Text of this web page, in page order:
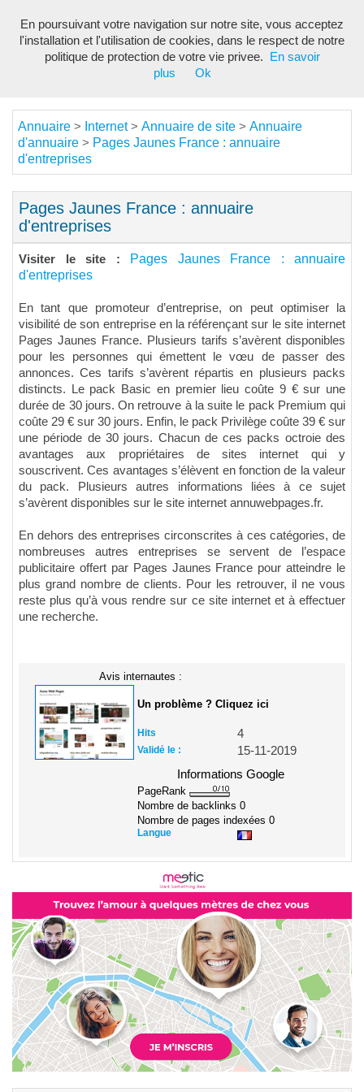
Annuaire > Internet> Annuaire de site > Annuaire
d'annuaire > Pages Jaunes France : annuaire
d'entreprises
Pages Jaunes France : annuaire
d'entreprises
Visiter le site :
Pages Jaunes France : annuaire
d'entreprises
En tant que promoteur d’entreprise, on peut optimiser la
visibilité de son entreprise en la référençant sur le site internet
Pages Jaunes France. Plusieurs tarifs s’avèrent disponibles
pour les personnes qui émettent le vœu de passer des
annonces. Ces tarifs s’avèrent répartis en plusieurs packs
distincts. Le pack Basic en premier lieu coûte 9 € sur une
durée de 30 jours. On retrouve à la suite le pack Premium qui
coûte 29 € sur 30 jours. Enfin, le pack Privilège coûte 39 € sur
une période de 30 jours. Chacun de ces packs octroie des
avantages aux propriétaires de sites internet qui y
souscrivent. Ces avantages s’élèvent en fonction de la valeur
du pack. Plusieurs autres informations liées à ce sujet
s’avèrent disponibles sur le site internet annuwebpages.fr.
En dehors des entreprises circonscrites à ces catégories, de
nombreuses autres entreprises se servent de l’espace
publicitaire offert par Pages Jaunes France pour atteindre le
plus grand nombre de clients. Pour les retrouver, il ne vous
reste plus qu’à vous rendre sur ce site internet et à effectuer
une recherche.
Avis internautes :
Un problème ? Cliquez ici
Hits 4
Validé le :
15-11-2019
Informations Google
PageRank
Nombre de backlinks 0
Nombre de pages indexées 0
Langue
En poursuivant votre navigation sur notre site, vous acceptez
l'installation et l'utilisation de cookies, dans le respect de notre
politique de protection de votre vie privee.
En savoir
plus
Ok